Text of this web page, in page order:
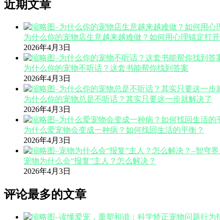
近期文章
为什么你的宠物店生意越来越难做？如何用心理锚定打
2026年4月3日
为什么你的宠物不听话？这套书能帮你找到答案
2026年4月3日
为什么你的宠物总是不听话？其实只要这一步就解决了
2026年4月3日
为什么爱宠物会变成一种病？如何找回生活的平衡？
2026年4月3日
宠物为什么会“报复”主人？怎么解决？
2026年4月3日
评论最多的文章